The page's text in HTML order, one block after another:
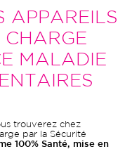
APPAREILS
CHARGE
MALADIE
trouverez chez
par la Sécurité
100% Santé, mise en